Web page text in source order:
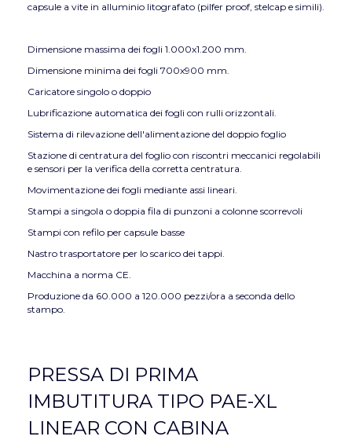
capsule a vite in alluminio litografato (pilfer proof, stelcap e simili).
Dimensione massima dei fogli 1.000x1.200 mm.
Dimensione minima dei fogli 700x900 mm.
Caricatore singolo o doppio
Lubrificazione automatica dei fogli con rulli orizzontali.
Sistema di rilevazione dell'alimentazione del doppio foglio
Stazione di centratura del foglio con riscontri meccanici regolabili
e sensori per la verifica della corretta centratura.
Movimentazione dei fogli mediante assi lineari.
Stampi a singola o doppia fila di punzoni a colonne scorrevoli
Stampi con refilo per capsule basse
Nastro trasportatore per lo scarico dei tappi.
Macchina a norma CE.
Produzione da 60.000 a 120.000 pezzi/ora a seconda dello
stampo.
PRESSA DI PRIMA
IMBUTITURA TIPO PAE-XL
LINEAR CON CABINA